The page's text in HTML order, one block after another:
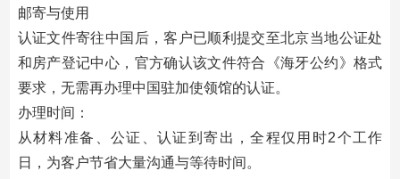
邮寄与使用
认证文件寄往中国后，客户已顺利提交至北京当地公证处
和房产登记中心，官方确认该文件符合《海牙公约》格式
要求，无需再办理中国驻加使领馆的认证。
办理时间：
从材料准备、公证、认证到寄出，全程仅用时2个工作
日，为客户节省大量沟通与等待时间。